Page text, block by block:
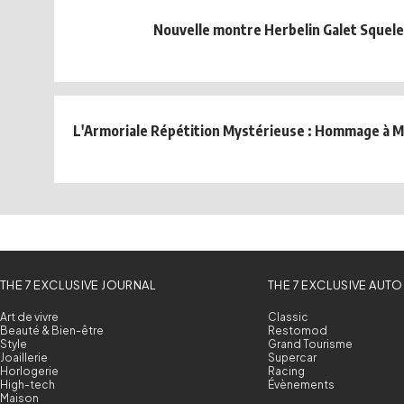
Nouvelle montre Herbelin Galet
L'Armoriale Répétition Mystérieuse : Hommage à
THE 7 EXCLUSIVE JOURNAL
Art de vivre
Beauté & Bien-être
Style
Joaillerie
Horlogerie
High-tech
Maison
THE 7 EXCLUSIVE AUTO
Classic
Restomod
Grand Tourisme
Supercar
Racing
Évènements